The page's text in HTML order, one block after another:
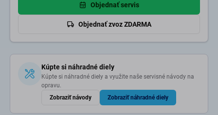
Objednať servis
Objednať zvoz ZDARMA
Kúpte si náhradné diely
Kúpte si náhradné diely a využite naše servisné návody na
opravu.
Zobraziť návody
Zobraziť náhradné diely